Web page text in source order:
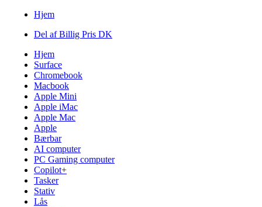
Hjem
Del af Billig Pris DK
Hjem
Surface
Chromebook
Macbook
Apple Mini
Apple iMac
Apple Mac
Apple
Bærbar
AI computer
PC Gaming computer
Copilot+
Tasker
Stativ
Lås